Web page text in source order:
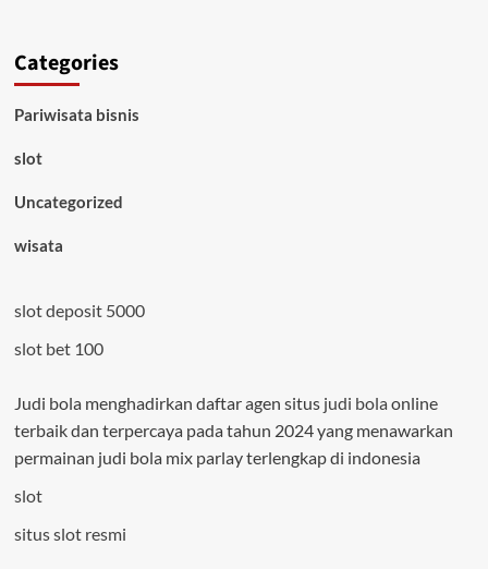
Categories
Pariwisata bisnis
slot
Uncategorized
wisata
slot deposit 5000
slot bet 100
Judi bola menghadirkan daftar agen situs judi bola online
terbaik dan terpercaya pada tahun 2024 yang menawarkan
permainan judi bola mix parlay terlengkap di indonesia
slot
situs slot resmi